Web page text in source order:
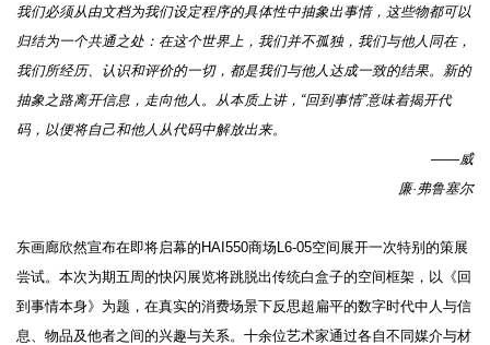
我们必须从由文档为我们设定程序的具体性中抽象出事情，这些物都可以
归结为一个共通之处：在这个世界上，我们并不孤独，我们与他人同在，
我们所经历、认识和评价的一切，都是我们与他人达成一致的结果。新的
抽象之路离开信息，走向他人。从本质上讲，“回到事情”意味着揭开代
码，以便将自己和他人从代码中解放出来。
——威
廉·弗鲁塞尔
东画廊欣然宣布在即将启幕的HAI550商场L6-05空间展开一次特别的策展
尝试。本次为期五周的快闪展览将跳脱出传统白盒子的空间框架，以《回
到事情本身》为题，在真实的消费场景下反思超扁平的数字时代中人与信
息、物品及他者之间的兴趣与关系。十余位艺术家通过各自不同媒介与材